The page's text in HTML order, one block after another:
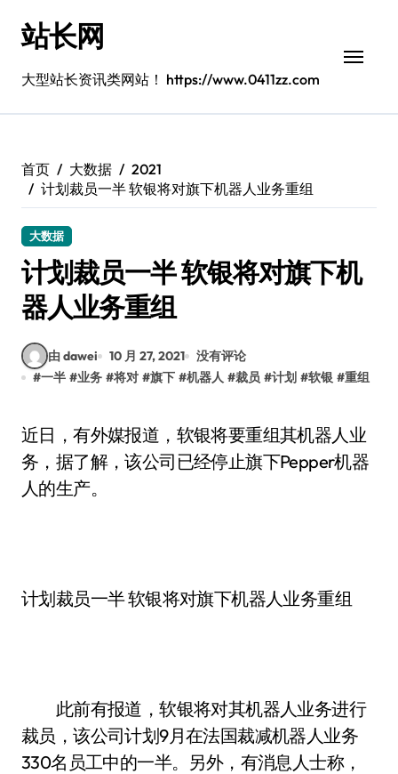
站长网
大型站长资讯类网站！ https://www.0411zz.com
首页 大数据
2021
计划裁员一半 软银将对旗下机器人业务重组
大数据
计划裁员一半 软银将对旗下机
器人业务重组
由 dawei 10 月 27, 2021
没有评论
#一半 #业务 #将对 #旗下 #机器人 #裁员 #计划 #软银 #重组
近日，有外媒报道，软银将要重组其机器人业
务，据了解，该公司已经停止旗下Pepper机器
人的生产。
计划裁员一半 软银将对旗下机器人业务重组
此前有报道，软银将对其机器人业务进行
裁员，该公司计划9月在法国裁减机器人业务
330名员工中的一半。另外，有消息人士称，